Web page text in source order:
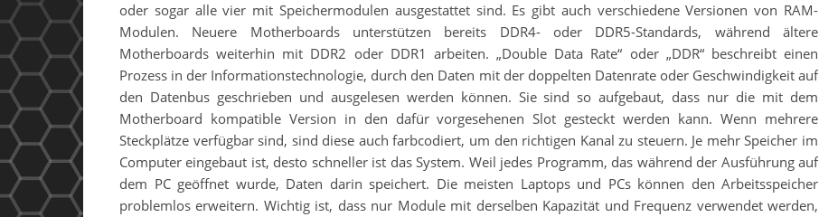
oder sogar alle vier mit Speichermodulen ausgestattet sind. Es gibt auch verschiedene Versionen von RAM-
Modulen. Neuere Motherboards unterstützen bereits DDR4- oder DDR5-Standards, während ältere
Motherboards weiterhin mit DDR2 oder DDR1 arbeiten. „Double Data Rate“ oder „DDR“ beschreibt einen
Prozess in der Informationstechnologie, durch den Daten mit der doppelten Datenrate oder Geschwindigkeit auf
den Datenbus geschrieben und ausgelesen werden können. Sie sind so aufgebaut, dass nur die mit dem
Motherboard kompatible Version in den dafür vorgesehenen Slot gesteckt werden kann. Wenn mehrere
Steckplätze verfügbar sind, sind diese auch farbcodiert, um den richtigen Kanal zu steuern. Je mehr Speicher im
Computer eingebaut ist, desto schneller ist das System. Weil jedes Programm, das während der Ausführung auf
dem PC geöffnet wurde, Daten darin speichert. Die meisten Laptops und PCs können den Arbeitsspeicher
problemlos erweitern. Wichtig ist, dass nur Module mit derselben Kapazität und Frequenz verwendet werden,